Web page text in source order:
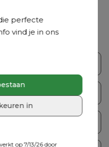
perfecte
vind je in ons
in
op 7/13/26 door
100 cm
70 cm
12 cm
Ja
Nee